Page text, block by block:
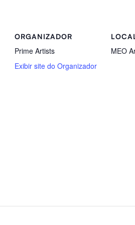
ORGANIZADOR
Prime Artists
Exibir site do Organizador
MEO